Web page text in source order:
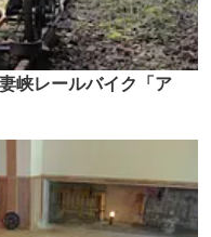
峡レールバイク「ア